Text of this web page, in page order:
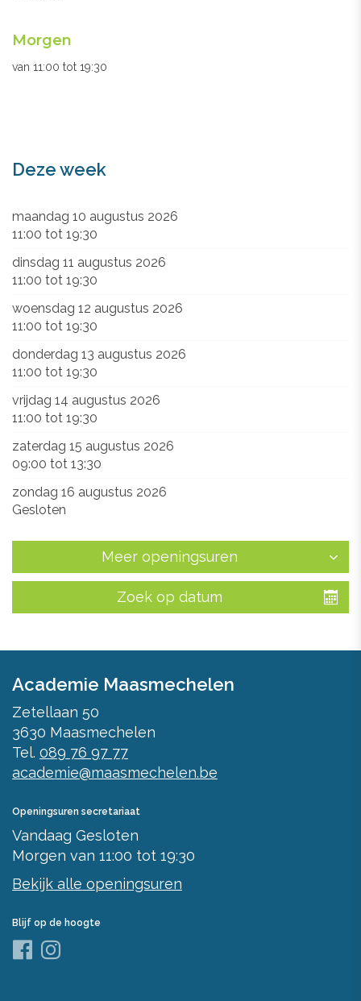
Morgen
van 11:00 tot 19:30
Deze week
maandag 10 augustus 2026
11:00 tot 19:30
dinsdag 11 augustus 2026
11:00 tot 19:30
woensdag 12 augustus 2026
11:00 tot 19:30
donderdag 13 augustus 2026
11:00 tot 19:30
vrijdag 14 augustus 2026
11:00 tot 19:30
zaterdag 15 augustus 2026
09:00 tot 13:30
zondag 16 augustus 2026
Gesloten
Meer openingsuren
Zoek op datum
Academie Maasmechelen
Zetellaan 50
3630 Maasmechelen
Tel. 089 76 97 77
academie@maasmechelen.be
Openingsuren secretariaat
Vandaag Gesloten
Morgen van 11:00 tot 19:30
Bekijk alle openingsuren
Blijf op de hoogte
Facebook
Instagram